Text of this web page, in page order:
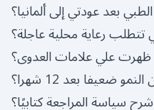
بعد عودتي إلى ألمانيا؟
تتطلب رعاية محلية عاجلة؟
ظهرت علي علامات العدوى؟
ضعيفا بعد 12 شهرا؟
سياسة المراجعة كتابيًا؟